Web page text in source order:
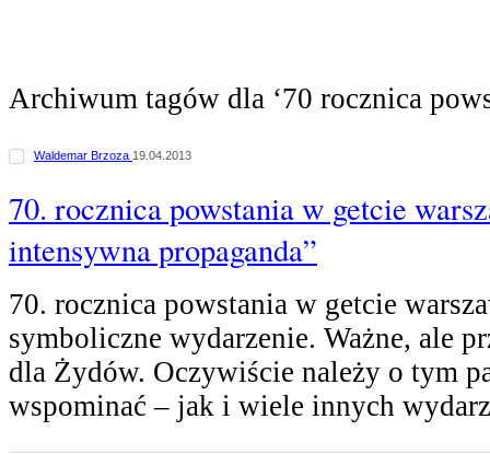
Archiwum tagów dla ‘70 rocznica
Waldemar Brzoza 19.04.2013
70. rocznica powstania w getcie
intensywna propaganda”
70. rocznica powstania w getcie
symboliczne wydarzenie. Ważne, ale
dla Żydów. Oczywiście należy o tym
wspominać – jak i wiele innych